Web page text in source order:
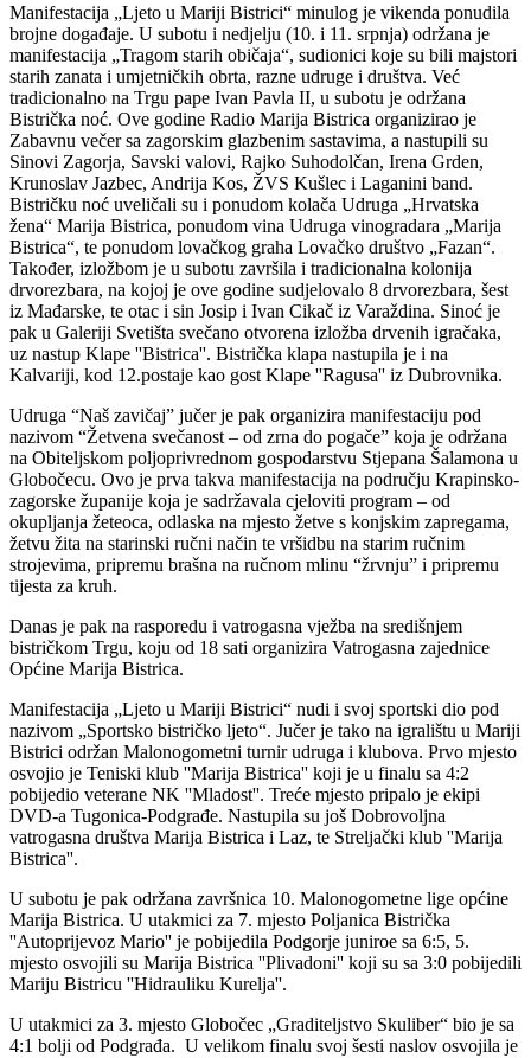
Manifestacija „Ljeto u Mariji Bistrici“ minulog je vikenda ponudila
brojne događaje. U subotu i nedjelju (10. i 11. srpnja) održana je
manifestacija „Tragom starih običaja“, sudionici koje su bili majstori
starih zanata i umjetničkih obrta, razne udruge i društva. Već
tradicionalno na Trgu pape Ivan Pavla II, u subotu je održana
Bistrička noć. Ove godine Radio Marija Bistrica organizirao je
Zabavnu večer sa zagorskim glazbenim sastavima, a nastupili su
Sinovi Zagorja, Savski valovi, Rajko Suhodolčan, Irena Grden,
Krunoslav Jazbec, Andrija Kos, ŽVS Kušlec i Laganini band.
Bistričku noć uveličali su i ponudom kolača Udruga „Hrvatska
žena“ Marija Bistrica, ponudom vina Udruga vinogradara „Marija
Bistrica“, te ponudom lovačkog graha Lovačko društvo „Fazan“.
Također, izložbom je u subotu završila i tradicionalna kolonija
drvorezbara, na kojoj je ove godine sudjelovalo 8 drvorezbara, šest
iz Mađarske, te otac i sin Josip i Ivan Cikač iz Varaždina. Sinoć je
pak u Galeriji Svetišta svečano otvorena izložba drvenih igračaka,
uz nastup Klape ''Bistrica''. Bistrička klapa nastupila je i na
Kalvariji, kod 12.postaje kao gost Klape ''Ragusa'' iz Dubrovnika.
Udruga “Naš zavičaj” jučer je pak organizira manifestaciju pod
nazivom “Žetvena svečanost – od zrna do pogače” koja je održana
na Obiteljskom poljoprivrednom gospodarstvu Stjepana Šalamona u
Globočecu. Ovo je prva takva manifestacija na području Krapinsko-
zagorske županije koja je sadržavala cjeloviti program – od
okupljanja žeteoca, odlaska na mjesto žetve s konjskim zapregama,
žetvu žita na starinski ručni način te vršidbu na starim ručnim
strojevima, pripremu brašna na ručnom mlinu “žrvnju” i pripremu
tijesta za kruh.
Danas je pak na rasporedu i vatrogasna vježba na središnjem
bistričkom Trgu, koju od 18 sati organizira Vatrogasna zajednice
Općine Marija Bistrica.
Manifestacija „Ljeto u Mariji Bistrici“ nudi i svoj sportski dio pod
nazivom „Sportsko bistričko ljeto“. Jučer je tako na igralištu u Mariji
Bistrici održan Malonogometni turnir udruga i klubova. Prvo mjesto
osvojio je Teniski klub ''Marija Bistrica'' koji je u finalu sa 4:2
pobijedio veterane NK ''Mladost''. Treće mjesto pripalo je ekipi
DVD-a Tugonica-Podgrađe. Nastupila su još Dobrovoljna
vatrogasna društva Marija Bistrica i Laz, te Streljački klub ''Marija
Bistrica''.
U subotu je pak održana završnica 10. Malonogometne lige općine
Marija Bistrica. U utakmici za 7. mjesto Poljanica Bistrička
''Autoprijevoz Mario'' je pobijedila Podgorje juniroe sa 6:5, 5.
mjesto osvojili su Marija Bistrica ''Plivadoni'' koji su sa 3:0 pobijedili
Mariju Bistricu ''Hidrauliku Kurelja''.
U utakmici za 3. mjesto Globočec „Graditeljstvo Skuliber“ bio je sa
4:1 bolji od Podgrađa. U velikom finalu svoj šesti naslov osvojila je